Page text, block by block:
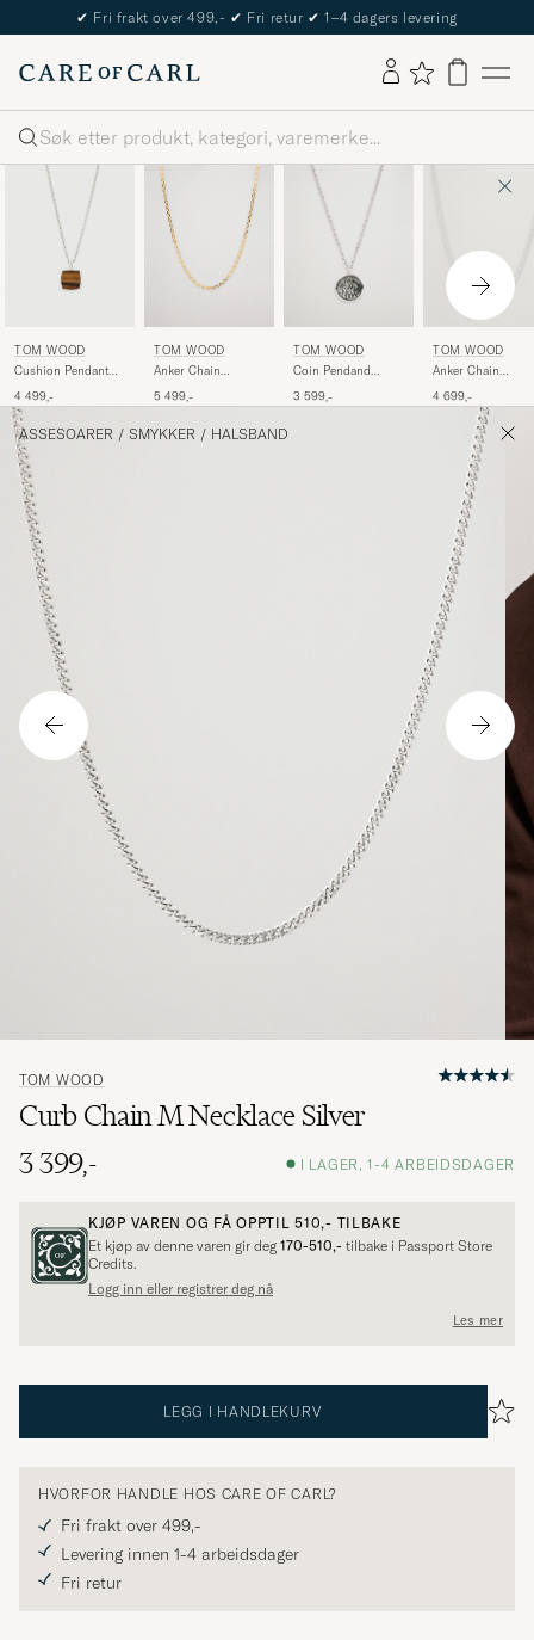
✔ Fri frakt over 499,- ✔ Fri retur ✔ 1–4 dagers levering
Søk
TOM WOOD
Cushion Pendant
4 499,-
TOM WOOD
Anker Chain
5 499,-
TOM WOOD
Coin Pendand
3 599,-
TOM WOOD
Anker Chain
4 699,-
ASSESOARER / SMYKKER / HALSBAND
TOM WOOD
Curb Chain M Necklace Silver
3 399,-
I LAGER, 1-4 ARBEIDSDAGER
KJØP VAREN OG FÅ OPPTIL510,- TILBAKE
Et kjøp av denne varen gir deg 170-510,- tilbake i Passport Store
Credits.
Logg inn eller registrer deg nå
Les mer
LEGG I HANDLEKURV
HVORFOR HANDLE HOS CARE OF CARL?
Fri frakt over 499,-
Levering innen 1-4 arbeidsdager
Fri retur